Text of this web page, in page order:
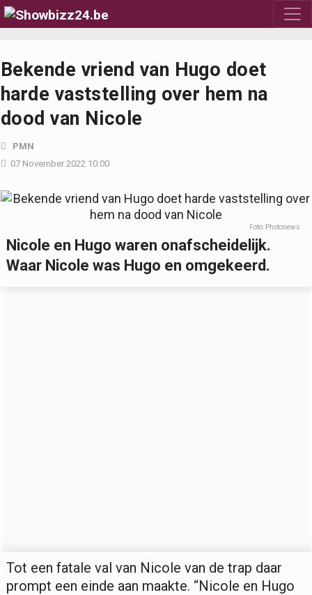
Bekende vriend van Hugo doet
harde vaststelling over hem na
dood van Nicole
PMN
07 November 2022 10:00
Foto: Photonews
Nicole en Hugo waren onafscheidelijk.
Waar Nicole was Hugo en omgekeerd.
Tot een fatale val van Nicole van de trap daar
prompt een einde aan maakte. “Nicole en Hugo